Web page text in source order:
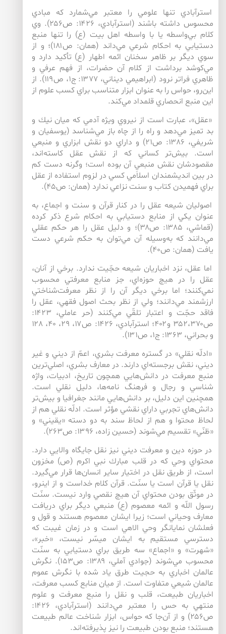
استرآبادي تنها علومي را معتبر مي‌‌شمارد كه مبادي
محسوس داشته باشند (استرآبادي، ۱۴۲۶: ص۲۵۶). وي
كلام بي‌‌واسطه يا با واسطه‌‌ اهل بيت (ع) را تنها منبع
دستيابي به احكام شرعي مي‌‌داند (همان: ص۱۸۱)؛ و از
سوي ديگر بر ظاهر سخنان ائمه اطهار (ع) تأكيد دارد و
مي‌‌كوشد برداشت از كلام آن حضرات، از فهم عرفي و
ظاهري فراتر نرود (ابراهيمي ديناني، ۱۳۷۷: ج۱، ص۱۱۹). از
اين‌‌رو، حواس را به عنوان ابزار متناسب براي كسب علوم از
اين منبع انحصاري قلمداد مي‌‌كند.
«عقل»، عبارت است از نيروي ويژه آدمي كه ميان نيك و
بد تميز مي‌‌دهد و راه را از چاه باز مي‌‌شناسد (يوسفيان و
شريفي، ۱۳۸۶: ص۲۱) و داراي دو نقش ابزاري و منبعي
است. بيش‌‌تر كساني كه از نقش عقل كاسته‌‌اند،
مقصودشان نقش منبعيِ آن بوده است؛ وگرنه دست كم
در بين انديشمندان اسلامي كسي در لزوم استفاده از عقل
براي فهميدن كتاب و سنت نزاعي ندارد (همان: ص۴۵).
اصوليان شيعه عقل را در كنار قرآن و سنت و اجماع، به
عنوان يكي از منابع دستيابي به احكام شرع ذكر كرده
(قماشي، ۱۳۸۵: ص۳۸)؛ و دليل عقل را هر حكم عقلي
مي‌‌دانند كه به‌‌وسيله آن مي‌‌توان به حكم شرعي دست
يافت (همان: ص۴۰).
اما عقل، نزد اخباريان شيعه حجّيت ندارد. برخي از آنان،
عقل را در هيچ حوزه‌‌اي، جز منابع معرفتي محسوب
نمي‌‌كنند؛ اما برخي ديگر آن را از نظر معرفت‌‌شناختي
ارزشمند مي‌دانند؛ ولي از نظر بحث اصول فقهي، عقل را
فاقد حجّت و اعتبار تلقّي مي‌‌كنند (حر عاملي، ۱۴۲۳:
ص۳۵۲،۳۷۰ و۴۰۲؛ استرآبادي، ۱۴۲۶: ص۱۷، ۲۹، ۴۰، ۱۲۸
و بحراني، ۱۳۶۳: ج۱، ص۱۳۱).
«ادلّه‌‌ نقلي» در گستره‌‌ معرفت بشري، اعمّ از ديني و غير
ديني، نقش برجسته‌‌اي دارند. در معارف بشري، اصلي‌‌ترين
منبع معرفت در دانش‌‌هايي همچون تاريخ، ادبيات، واژه
شناسي و رجال و فرهنگ نامه‌‌ها، دليل نقلي است.
همچنين اين دليل، بر دانش‌‌هايي مانند جغرافيا و بيش‌‌تر
دانش‌‌هاي تجربي داراي نقشي مؤثر است. ادلّه‌‌ نقلي هم از
لحاظ محتوا و هم از لحاظ سند به دو دسته‌‌ «يقيني» و
«ظنّي» تقسيم مي‌‌شوند (حسين زاده، ۱۳۹۶: ص۲۶۳).
در حوزه دين و معرفت ديني نيز نقل جايگاه والايي دارد.
محتواي وحي كه در قلب مبارك نبي اكرم (ص) مخزون
است، از طريق نقل در اختيار ساير انسان‌‌ها قرار مي‌‌گيرد.
نقل يا قرآن است يا سنّت. قرآن كلام خداست و از اين­رو،
در موثّق بودن محتواي آن هيچ نقصي وارد نيست. سنّت
رسول اللّه و ائمه معصوم (ع) منبعي ديگر براي دريافت
معارف وحياني است؛ زيرا ايشان معصوم هستند و قول و
فعلشان نمايانگر وحي الاهي است و در زمان غيبت كه
دسترسي مستقيم به ايشان ميسّر نيست، «خبر»،
«شهرت» و «اجماع» سه طريق براي دستيابي به سنّت
محسوب مي‌‌شوند (جوادي آملي، ۱۳۸۹: ص۱۵۳). نگرش
عالمان اخباري به حجيت طرق ياد شده با نگرش عموم
عالمان شيعي متفاوت است. از ميان منابع كسب معرفت،
اخباريان طبيعت، قلب و نقل را منبع معرفت و علوم
منتهي به حس را معتبر مي‌‌دانند (استرآبادي، ۱۴۲۶:
ص۲۵۶) و از آن‌جا كه حواس، ابزار شناخت عالم طبيعت
هستند؛ منبع بودن طبيعت را نيز پذيرفته‌‌اند.